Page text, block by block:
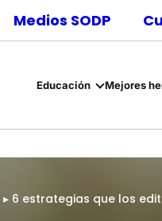
Medios SODP
Educación Mejores
▸ 6 estrategias que los